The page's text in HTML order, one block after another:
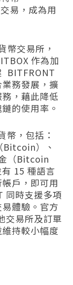
易，成為用
幣交易所，
作為加
BITFRONT
務發展，擴
，藉此降低
的使用率。
幣，包括：
Bitcoin）、
（Bitcoin
15 種語言
戶，即可用
同時支援多項
體驗。官方
交易所及訂單
持較小幅度